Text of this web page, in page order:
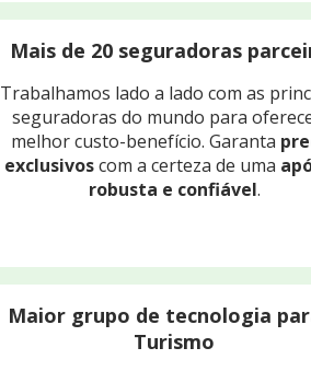
Mais de 20 seguradoras
Trabalhamos lado a lado com as
seguradoras do mundo para
melhor custo-benefício. Garanta
exclusivoscom a certeza de uma
robusta e confiável.
Maior grupo de tecnologia
Turismo